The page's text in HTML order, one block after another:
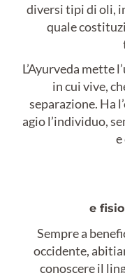
diversi tipi di oli,
quale
L’Ayurveda mette
in cui vive,
separazione. Ha
agio l’individuo,
e
Sempre a
occidente,
conoscere il